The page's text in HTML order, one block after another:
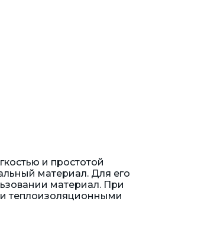
и простотой
материал. Для его
материал. При
теплоизоляционными